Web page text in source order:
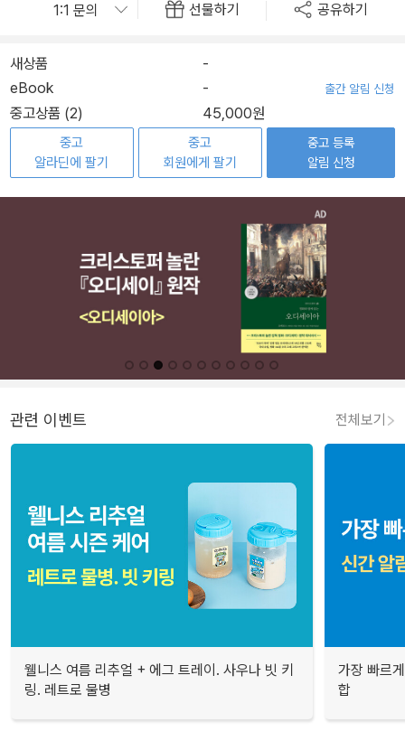
선물하기 공유하기
새상품
-
eBook
- 출간 알림 신청
중고상품 (2) 45,000원
중고
알라딘에 팔기
중고
회원에게 팔기
중고 등록
알림 신청
관련 이벤트 전체보기
웰니스 여름 리추얼 + 에그 트레이. 사우나 빗 키
링. 레트로 물병
가장 빠르
합